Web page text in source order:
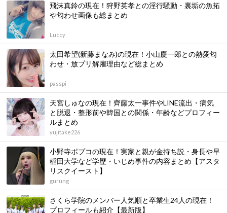
飛沫真鈴の現在！狩野英孝との淫行騒動・裏垢の魚拓
や匂わせ画像も総まとめ
Luccy
太田希望(新藤まなみ)の現在！小山慶一郎との熱愛匂
わせ・放プリ解雇理由など総まとめ
passpi
天宮しゅなの現在！齊藤太一事件やLINE流出・病気
と脱退・整形前や韓国との関係・年齢などプロフィー
ルまとめ
yujitake226
小野寺ポプコの現在！実家と親が金持ち説・身長や早
稲田大学など学歴・いじめ事件の内容まとめ【アスタ
リスクイースト】
gurung
さくら学院のメンバー人気順と卒業生24人の現在！
プロフィールも紹介【最新版】